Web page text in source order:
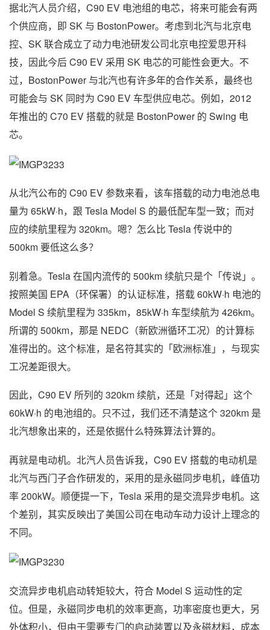
据北汽人员介绍，C90 EV 电池组的电芯，将来可能会有两
个供应商，即 SK 与 BostonPower。考虑到北汽与北京电
控、SK 联合成立了动力电池研发公司北京电控爱思开科
技，因此今后 C90 EV 采用 SK 电芯的可能性会更大。不
过，BostonPower 与北汽也有许多年的合作关系，最终也
可能会与 SK 同时为 C90 EV 车型供应电芯。例如，2012
年推出的 C70 EV 搭载的就是 BostonPower 的 Swing 电
芯。
从北汽公布的 C90 EV 参数来看，该车搭载的动力电池总电
量为 65kW·h，跟 Tesla Model S 的最低配车型一致；而对
应的续航里程为 320km。嗯？怎么比 Tesla 传说中的
500km 要低这么多？
别着急。Tesla 在国内流传的 500km 续航只是个「传说」。
按照美国 EPA（环保署）的认证标准，搭载 60kW·h 电池的
Model S 续航里程为 335km，85kW·h 车型续航为 426km。
所谓的 500km，那是 NEDC（新欧洲循环工况）的计算标
准得出的。这个标准，是名符其实的「欧洲标准」，与现实
工况差距很大。
因此，C90 EV 所列的 320km 续航，还是「对得起」这个
60kW·h 的电池组的。只不过，我们还不清楚这个 320km 是
北汽想象出来的，还是依据什么特殊算法计算的。
再就是电动机。北汽人员告诉我，C90 EV 搭载的电动机是
北汽与西门子合作研发的，采用的是永磁同步电机，峰值功
率 200kW。顺便提一下，Tesla 采用的是交流异步电机。这
个差别，其实反映出了美国公司在电动车动力设计上理念的
不同。
交流异步电机启动转矩较大，符合 Model S 运动性的定
位。但是，永磁同步电机的效率更高，功率密度也更大，另
外体积小，但由于需要专门的启动装置以及永磁材料，成本